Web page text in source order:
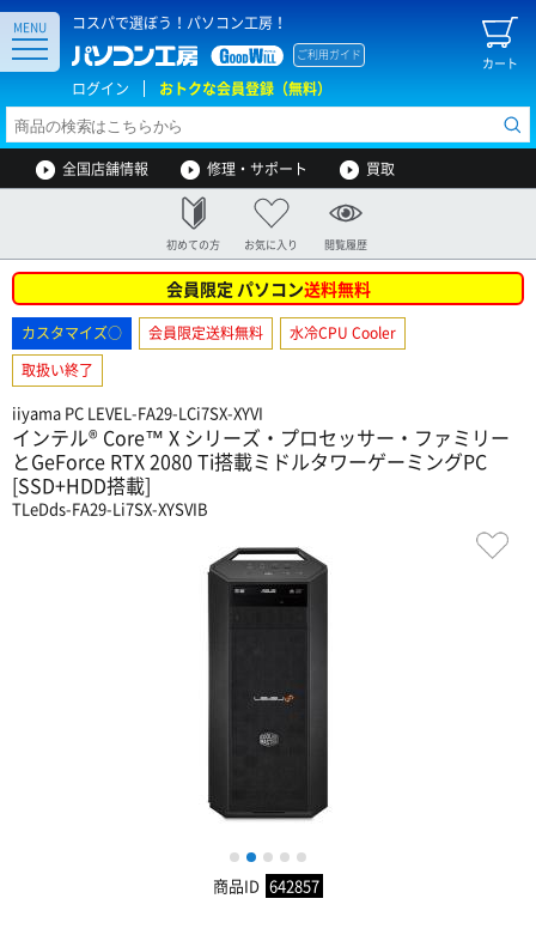
コスパで選ぼう！パソコン工房！
カート
ご利用ガイド
ログイン おトクな会員登録（無料）
MENU
全国店舗情報 修理・サポート 買取
初めての方 お気に入り 閲覧履歴
会員限定 パソコン送料無料
カスタマイズ○ 会員限定送料無料
水冷CPU Cooler
取扱い終了
iiyama PC LEVEL-FA29-LCi7SX-XYVI
インテル® Core™ X シリーズ・プロセッサー・ファミリー
とGeForce RTX 2080 Ti搭載ミドルタワーゲーミングPC
[SSD+HDD搭載]
TLeDds-FA29-Li7SX-XYSVIB
1 2 3 4
商品ID 642857